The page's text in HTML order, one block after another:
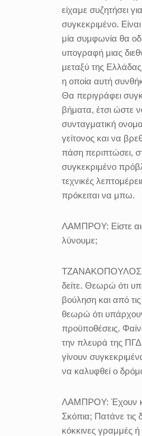
είχαμε συζητήσει
συγκεκριμένο.
μία συμφωνία θα
υπογραφή μιας
μεταξύ της
η οποία αυτή
Θα περιγράφει
βήματα, έτσι ώστε
συνταγματική
γείτονος και να
πάση περιπτώσει,
συγκεκριμένο
τεχνικές
πρόκειται να μπω.
ΛΑΜΠΡΟΥ: Είστε
λύνουμε;
δείτε. Θεωρώ ότι
βούληση και από
θεωρώ ότι υπάρχουν
προϋποθέσεις.
την πλευρά της
γίνουν
να καλυφθεί ο
ΛΑΜΠΡΟΥ: Έχουν
Σκόπια; Πατάνε τις
κόκκινες γραμμές ή